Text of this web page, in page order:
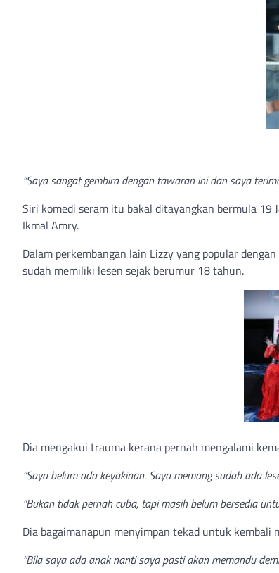
“Saya sangat gembira dengan tawaran ini dan saya
Siri komedi seram itu bakal ditayangkan bermula
Ikmal Amry.
Dalam perkembangan lain Lizzy yang popular
sudah memiliki lesen sejak berumur 18 tahun.
Dia mengakui trauma kerana pernah mengalami
“Saya belum ada keyakinan. Saya memang sudah ada
“Bukan tidak pernah cuba, tapi masih belum bersedia
Dia bagaimanapun menyimpan tekad untuk kembali
“Bila saya ada anak nanti saya pasti akan memandu